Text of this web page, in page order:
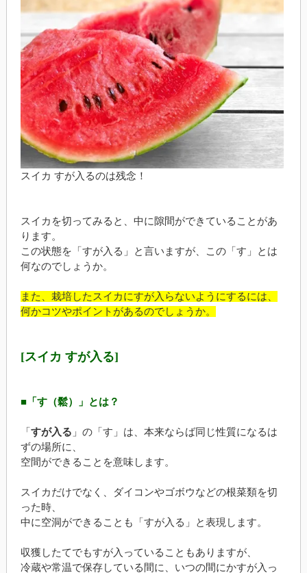
スイカ すが入るのは残念！
スイカを切ってみると、中に隙間ができていることがあ
ります。
この状態を「すが入る」と言いますが、この「す」とは
何なのでしょうか。
また、栽培したスイカにすが入らないようにするには、
何かコツやポイントがあるのでしょうか。
[スイカ すが入る]
■「す（鬆）」とは？
「 すが入る 」の「す」は、本来ならば同じ性質になるは
ずの場所に、
空間ができることを意味します。
スイカだけでなく、ダイコンやゴボウなどの根菜類を切
った時、
中に空洞ができることも「すが入る」と表現します。
収獲したてでもすが入っていることもありますが、
冷蔵や常温で保存している間に、いつの間にかすが入っ